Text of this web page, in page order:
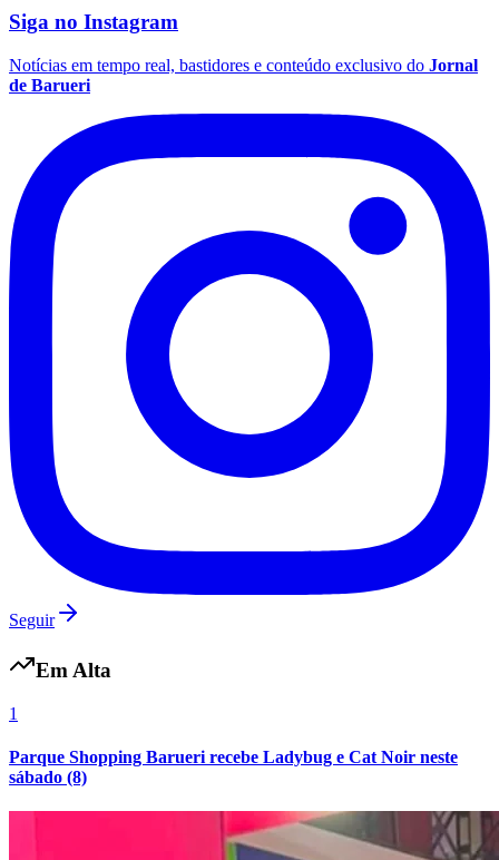
Fluminense
Siga no Instagram
Notícias em tempo real, bastidores e conteúdo exclusivo do Jornal
de Barueri
Seguir
Em Alta
1
Parque Shopping Barueri recebe Ladybug e Cat Noir neste
sábado (8)